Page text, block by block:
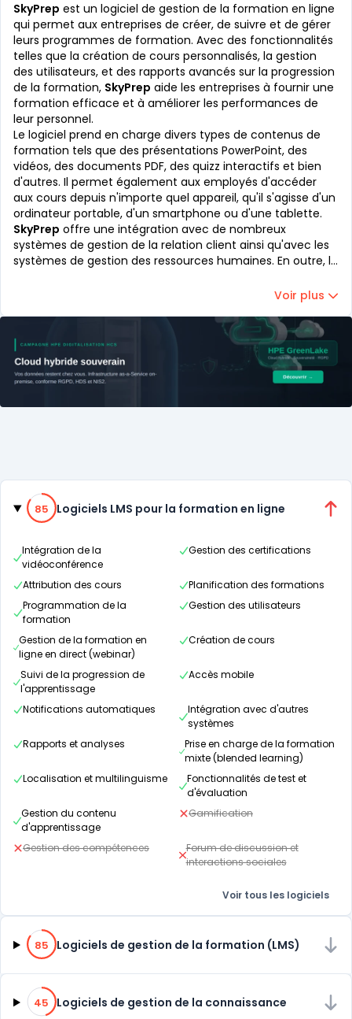
SkyPrep est un logiciel de gestion de la formation en ligne
qui permet aux entreprises de créer, de suivre et de gérer
leurs programmes de formation. Avec des fonctionnalités
telles que la création de cours personnalisés, la gestion
des utilisateurs, et des rapports avancés sur la progression
de la formation, SkyPrep aide les entreprises à fournir une
formation efficace et à améliorer les performances de
leur personnel.
Le logiciel prend en charge divers types de contenus de
formation tels que des présentations PowerPoint, des
vidéos, des documents PDF, des quizz interactifs et bien
d'autres. Il permet également aux employés d'accéder
aux cours depuis n'importe quel appareil, qu'il s'agisse d'un
ordinateur portable, d'un smartphone ou d'une tablette.
SkyPrep offre une intégration avec de nombreux
systèmes de gestion de la relation client ainsi qu'avec les
systèmes de gestion des ressources humaines. En outre, la
l'industrie, ce qui en fait un choix idéal pour les entreprises
Voir plus
Catégories
85% de compatibilité
85 Logiciels LMS pour la formation en ligne
Intégration de la
vidéoconférence
Gestion des certifications
Attribution des cours
Planification des formations
Programmation de la
formation
Gestion des utilisateurs
Gestion de la formation en
ligne en direct (webinar)
Création de cours
Suivi de la progression de
l'apprentissage
Accès mobile
Notifications automatiques
Intégration avec d'autres
systèmes
Rapports et analyses
Prise en charge de la formation
mixte (blended learning)
Localisation et multilinguisme
Fonctionnalités de test et
d'évaluation
Gestion du contenu
d'apprentissage
Gamification
Gestion des compétences
Forum de discussion et
interactions sociales
Voir tous les logiciels
85% de compatibilité
85 Logiciels de gestion de la formation (LMS)
45% de compatibilité
45 Logiciels de gestion de la connaissance